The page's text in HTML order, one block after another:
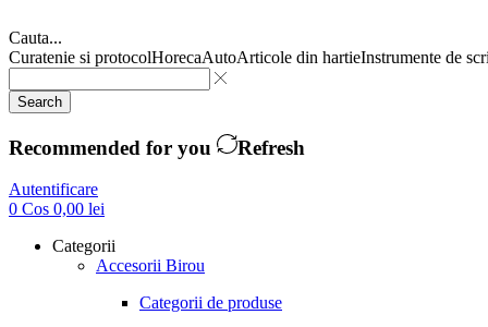
Cauta...
Curatenie si protocolHorecaAutoArticole din hartieInstrumente de
Search
Recommended for you Refresh
Autentificare
0 Cos 0,00 lei
Categorii
Accesorii Birou
Categorii de produse